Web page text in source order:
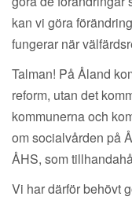
kan vi göra
fungerar när
Talman! På Åland
reform, utan det
kommunerna och
om socialvården på
ÅHS, som
Vi har därför behövt